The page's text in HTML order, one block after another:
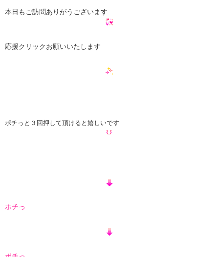
本日もご訪問ありがうございます
応援クリックお願いいたします
ポチっと３回押して頂けると嬉しいです
ポチっ